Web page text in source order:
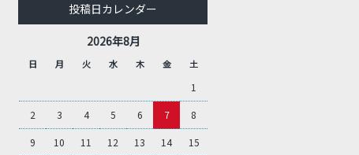
投稿日カレンダー
2026年8月
日 月 火 水 木 金 土
1
2 3 4 5 6 7 8
9 10 11 12 13 14 15